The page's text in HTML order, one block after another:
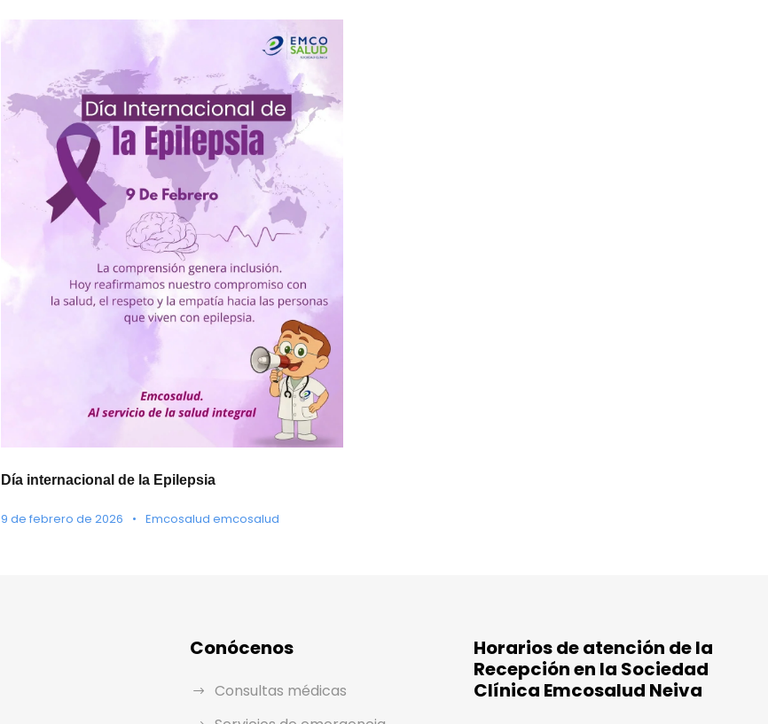
Día internacional de la Epilepsia
9 de febrero de 2026 • Emcosalud emcosalud
Conócenos
Consultas médicas
Horarios de atención de la
Recepción en la Sociedad
Clínica Emcosalud Neiva